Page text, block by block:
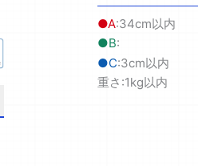
●A:34cm以内
●B:
●C:3cm以内
重さ:1kg以内